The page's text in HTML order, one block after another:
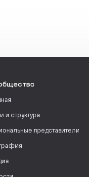
и структура
представители